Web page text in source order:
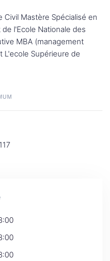
Civil Mastère Spécialisé en
l'Ecole Nationale des
MBA (management
L'ecole Supérieure de